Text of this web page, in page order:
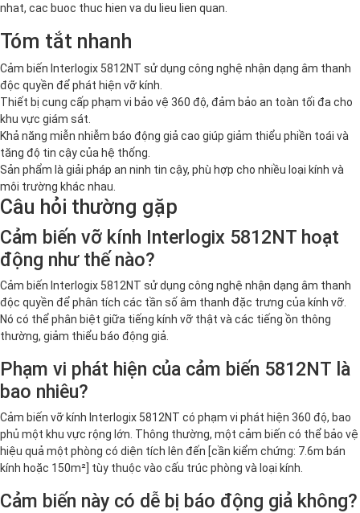
nhat, cac buoc thuc hien va du lieu lien quan.
Tóm tắt nhanh
Cảm biến Interlogix 5812NT sử dụng công nghệ nhận dạng âm thanh
độc quyền để phát hiện vỡ kính.
Thiết bị cung cấp phạm vi bảo vệ 360 độ, đảm bảo an toàn tối đa cho
khu vực giám sát.
Khả năng miễn nhiễm báo động giả cao giúp giảm thiểu phiền toái và
tăng độ tin cậy của hệ thống.
Sản phẩm là giải pháp an ninh tin cậy, phù hợp cho nhiều loại kính và
môi trường khác nhau.
Câu hỏi thường gặp
Cảm biến vỡ kính Interlogix 5812NT hoạt
động như thế nào?
Cảm biến Interlogix 5812NT sử dụng công nghệ nhận dạng âm thanh
độc quyền để phân tích các tần số âm thanh đặc trưng của kính vỡ.
Nó có thể phân biệt giữa tiếng kính vỡ thật và các tiếng ồn thông
thường, giảm thiểu báo động giả.
Phạm vi phát hiện của cảm biến 5812NT là
bao nhiêu?
Cảm biến vỡ kính Interlogix 5812NT có phạm vi phát hiện 360 độ, bao
phủ một khu vực rộng lớn. Thông thường, một cảm biến có thể bảo vệ
hiệu quả một phòng có diện tích lên đến [cần kiểm chứng: 7.6m bán
kính hoặc 150m²] tùy thuộc vào cấu trúc phòng và loại kính.
Cảm biến này có dễ bị báo động giả không?